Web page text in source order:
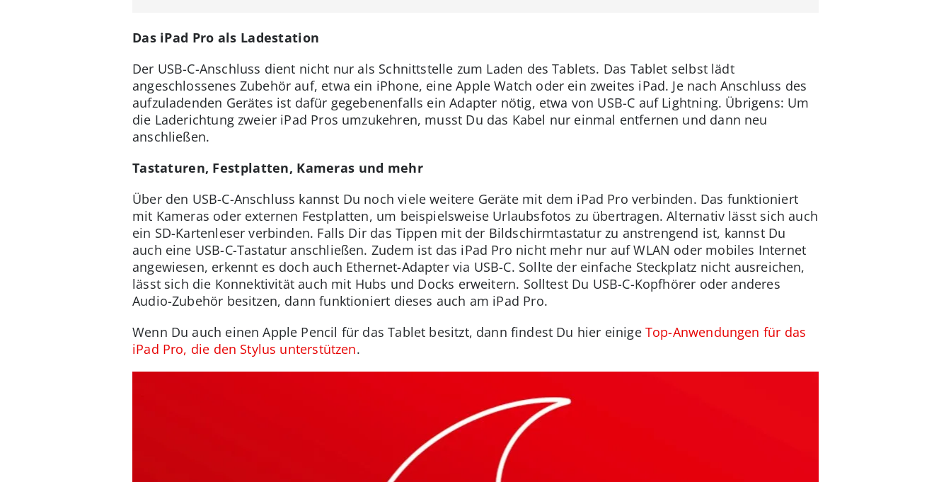
Das iPad Pro als Ladestation
Der USB-C-Anschluss dient nicht nur als Schnittstelle zum Laden des Tablets. Das Tablet selbst lädt
angeschlossenes Zubehör auf, etwa ein iPhone, eine Apple Watch oder ein zweites iPad. Je nach Anschluss des
aufzuladenden Gerätes ist dafür gegebenenfalls ein Adapter nötig, etwa von USB-C auf Lightning. Übrigens: Um
die Laderichtung zweier iPad Pros umzukehren, musst Du das Kabel nur einmal entfernen und dann neu
anschließen.
Tastaturen, Festplatten, Kameras und mehr
Über den USB-C-Anschluss kannst Du noch viele weitere Geräte mit dem iPad Pro verbinden. Das funktioniert
mit Kameras oder externen Festplatten, um beispielsweise Urlaubsfotos zu übertragen. Alternativ lässt sich auch
ein SD-Kartenleser verbinden. Falls Dir das Tippen mit der Bildschirmtastatur zu anstrengend ist, kannst Du
auch eine USB-C-Tastatur anschließen. Zudem ist das iPad Pro nicht mehr nur auf WLAN oder mobiles Internet
angewiesen, erkennt es doch auch Ethernet-Adapter via USB-C. Sollte der einfache Steckplatz nicht ausreichen,
lässt sich die Konnektivität auch mit Hubs und Docks erweitern. Solltest Du USB-C-Kopfhörer oder anderes
Audio-Zubehör besitzen, dann funktioniert dieses auch am iPad Pro.
Wenn Du auch einen Apple Pencil für das Tablet besitzt, dann findest Du hier einige Top-Anwendungen für das
iPad Pro, die den Stylus unterstützen.